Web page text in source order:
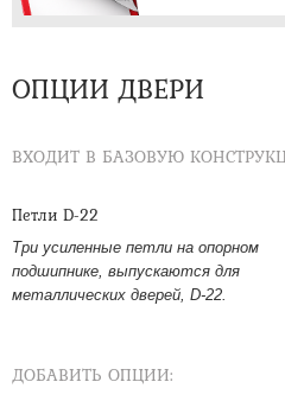
ОПЦИИ ДВЕРИ
ВХОДИТ В БАЗОВУЮ
Петли D-22
Три усиленные петли на опорном
подшипнике, выпускаются для
металлических дверей, D-22.
ДОБАВИТЬ ОПЦИИ: